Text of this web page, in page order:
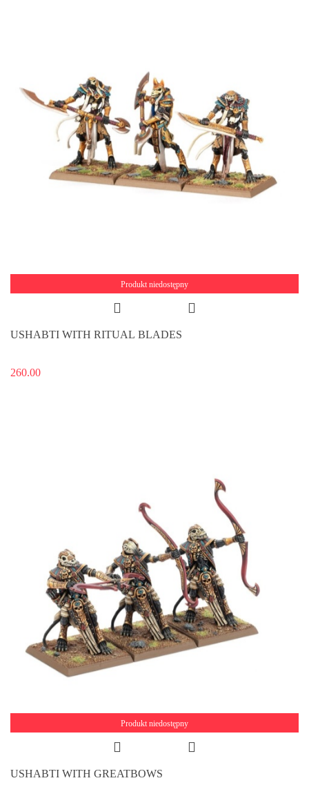
Produkt niedostępny
USHABTI WITH RITUAL BLADES
260.00
Produkt niedostępny
USHABTI WITH GREATBOWS